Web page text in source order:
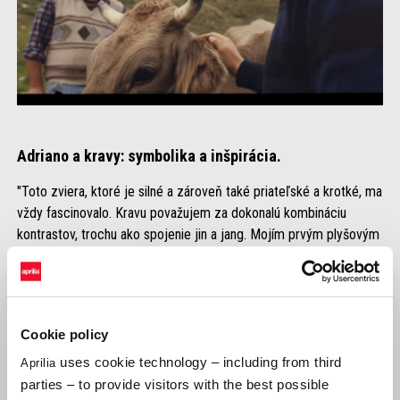
Cookie policy
Aprilia uses cookie technology – including from third
parties – to provide visitors with the best possible
Adriano a kravy: symbolika a inšpirácia.
"Toto zviera, ktoré je silné a zároveň také priateľské a krotké, ma
vždy fascinovalo. Kravu považujem za dokonalú kombináciu
kontrastov, trochu ako spojenie jin a jang. Mojím prvým plyšovým
zvieratkom bola malá krava, a hoci moje prvé stretnutie so
skutočnou kravou v detstve bolo traumatizujúce - pichla ma
rohom -, toto spojenie sa zachovalo aj po rokoch, až kým mi
začínajúceho podniku, ktorý podporuje mladých chovateľov
vysokohorských zvierat a každý mesiac dostávam syr - výborný! -
vyrobený z mlieka adoptovaných kráv.